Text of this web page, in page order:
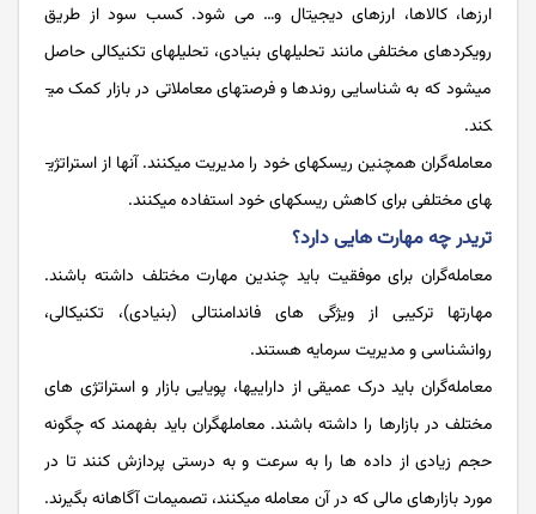
ارزها، کالاها، ارزهای دیجیتال و… می شود. کسب سود از طریق
رویکردهای مختلفی مانند تحلیل­های بنیادی، تحلیل­های تکنیکالی حاصل
می­شود که به شناسایی روندها و فرصت­های معاملاتی در بازار کمک می­
کند.
معامله­‌گران همچنین ریسک­های خود را مدیریت می­کنند. آن­ها از استراتژی­
های مختلفی برای کاهش ریسک­های خود استفاده می­کنند.
تریدر چه مهارت هایی دارد؟
معامله­‌گران برای موفقیت باید چندین مهارت مختلف داشته باشند.
مهارت­ها ترکیبی از ویژگی های فاندامنتالی (بنیادی)، تکنیکالی،
روانشناسی و مدیریت سرمایه هستند.
معامله‌­گران باید درک عمیقی از دارایی­ها، پویایی بازار و استراتژی های
مختلف در بازارها را داشته باشند. معامله­گران باید بفهمند که چگونه
حجم زیادی از داده ها را به سرعت و به درستی پردازش کنند تا در
مورد بازارهای مالی که در آن معامله می­کنند، تصمیمات آگاهانه بگیرند.